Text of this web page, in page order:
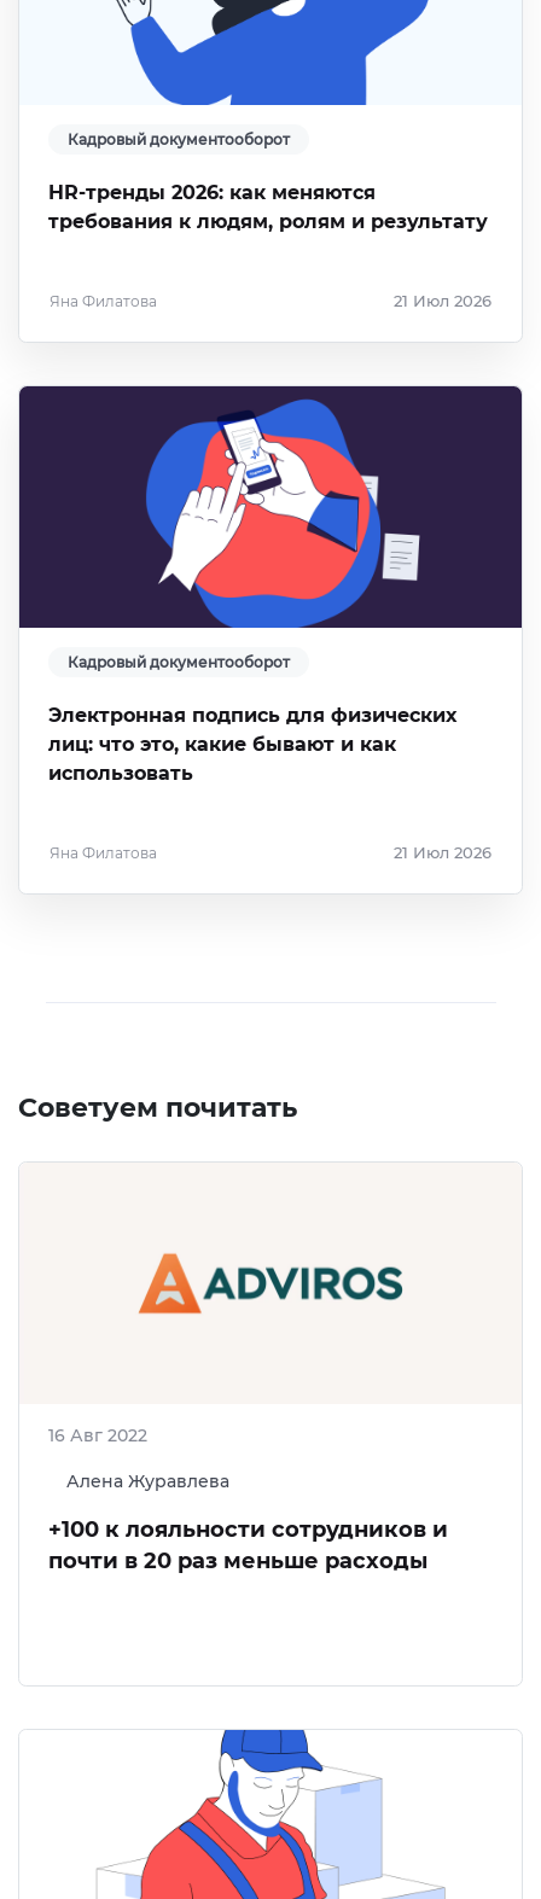
Кадровый документооборот
HR-тренды 2026: как меняются
требования к людям, ролям и результату
Яна Филатова 21 Июл 2026
Кадровый документооборот
Электронная подпись для физических
лиц: что это, какие бывают и как
использовать
Яна Филатова 21 Июл 2026
Советуем почитать
Алена Журавлева
16 Авг 2022
+100 к лояльности сотрудников и
почти в 20 раз меньше расходы